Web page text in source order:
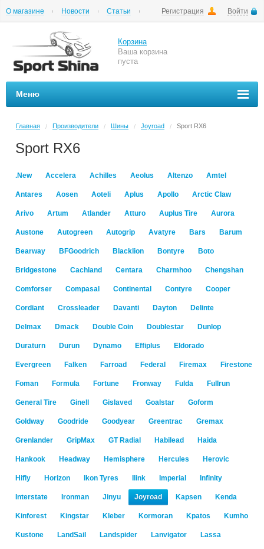
Регистрация Войти
О магазине Новости
Статьи
Корзина
Ваша корзина
пуста
Меню
Главная / Производители / Шины / Joyroad / Sport RX6
Sport RX6
.New Accelera Achilles Aeolus Altenzo Amtel
Antares Aosen Aoteli Aplus Apollo Arctic Claw
Arivo Artum Atlander Atturo Auplus Tire Aurora
Austone Autogreen Autogrip Avatyre Bars Barum
Bearway BFGoodrich Blacklion Bontyre Boto
Bridgestone Cachland Centara Charmhoo Chengshan
Comforser Compasal Continental Contyre Cooper
Cordiant Crossleader Davanti Dayton Delinte
Delmax Dmack Double Coin Doublestar Dunlop
Duraturn Durun Dynamo Effiplus Eldorado
Evergreen Falken Farroad Federal Firemax Firestone
Foman Formula Fortune Fronway Fulda Fullrun
General Tire Ginell Gislaved Goalstar Goform
Goldway Goodride Goodyear Greentrac Gremax
Grenlander GripMax GT Radial Habilead Haida
Hankook Headway Hemisphere Hercules Herovic
Hifly Horizon Ikon Tyres Ilink Imperial Infinity
Interstate Ironman Jinyu Joyroad Kapsen Kenda
Kinforest Kingstar Kleber Kormoran Kpatos Kumho
Kustone LandSail Landspider Lanvigator Lassa